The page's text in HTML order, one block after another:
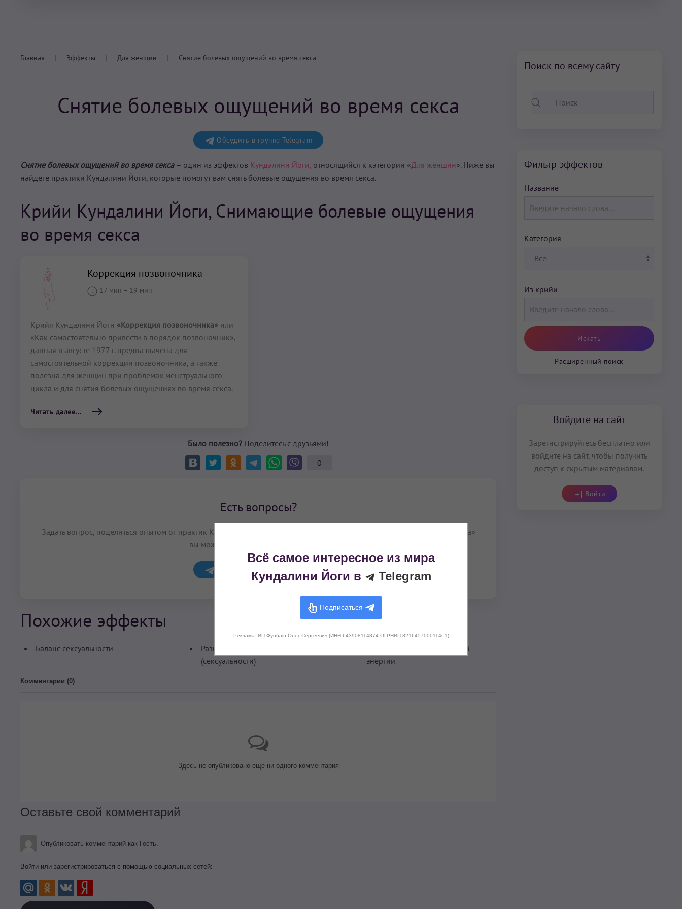
Главная Эффекты Для женщин Снятие болевых ощущений во время секса
Снятие болевых ощущений во время секса
Обсудить в группе Telegram
Снятие болевых ощущений во время секса – один из эффектов Кундалини Йоги, относящийся к категории «Для женщин». Ниже вы
найдете практики Кундалини Йоги, которые помогут вам снять болевые ощущения во время секса.
Крийи Кундалини Йоги, Снимающие болевые ощущения
во время секса
Коррекция позвоночника
17 мин – 19 мин
Крийя Кундалини Йоги «Коррекция позвоночника» или
«Как самостоятельно привести в порядок позвоночник»,
данная в августе 1977 г. предназначена для
самостоятельной коррекции позвоночника, а также
полезна для женщин при проблемах менструального
цикла и для снятия болевых ощущениях во время секса.
Читать далее...
Было полезно? Поделитесь с друзьями!
0
Есть вопросы?
Задать вопрос, поделиться опытом от практик Кундалини Йоги с эффектом «Снятие болевых ощущений во время секса»
вы можете в нашей группе в Telegram:
Обсудить в группе Telegram
Похожие эффекты
Баланс сексуальности
Развитие чувствительности
(сексуальности)
Трансформация сексуальной
энергии
Комментарии (0)
Здесь не опубликовано еще ни одного комментария
Оставьте свой комментарий
Опубликовать комментарий как Гость.
Войти или зарегистрироваться с помощью социальных сетей:
Поиск по всему сайту
Фильтр эффектов
Название
Категория
Из крийи
Расширенный поиск
Войдите на сайт
Зарегистрируйтесь бесплатно или
войдите на сайт, чтобы получить
доступ к скрытым материалам.
Войти
Всё самое интересное из мира
Кундалини Йоги в
Telegram
Подписаться
Реклама: ИП Фунбаю Олег Сергеевич (ИНН 643908114874 ОГРНИП 321645700011461)